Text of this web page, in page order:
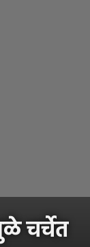
चर्चेत